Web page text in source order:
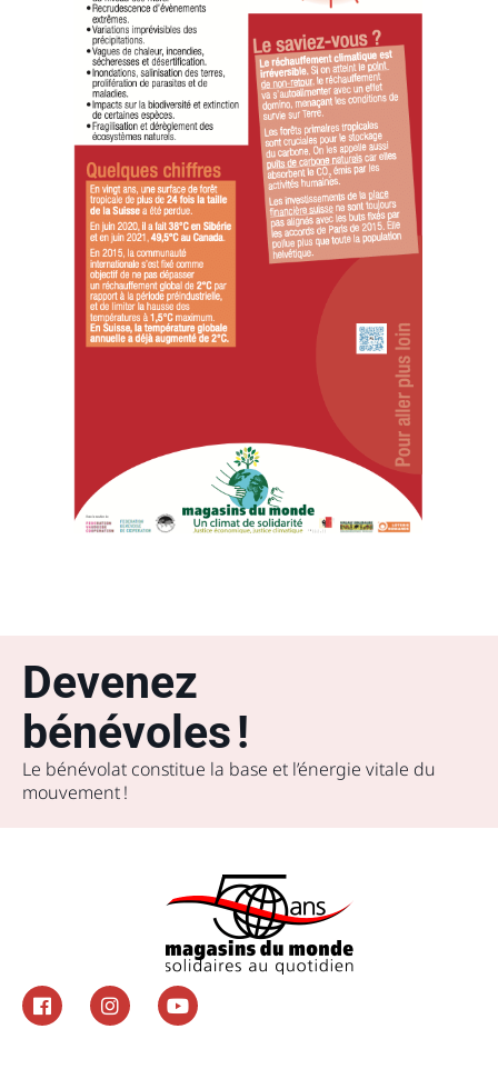
Devenez
bénévoles !
Le bénévolat constitue la base et l’énergie vitale du
mouvement !